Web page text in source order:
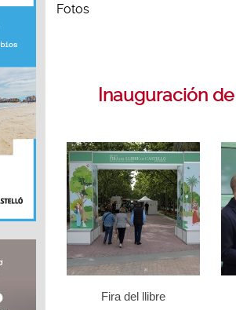
Fotos
Inauguración
Fira del llibre